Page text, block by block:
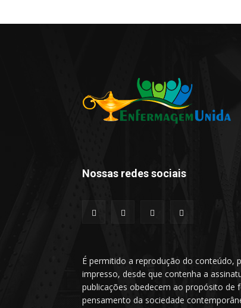
Nossas redes sociais
É permitido a reprodução do conteúdo,
impresso, desde que contenha a
publicações obedecem ao propósito de
pensamento da sociedade